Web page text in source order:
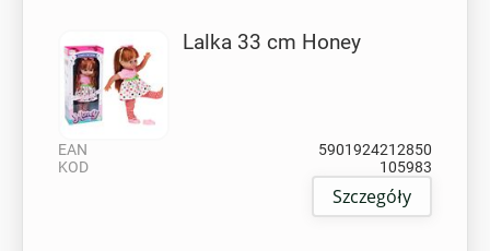
Lalka 33 cm Honey
EAN
5901924212850
KOD
105983
Szczegóły